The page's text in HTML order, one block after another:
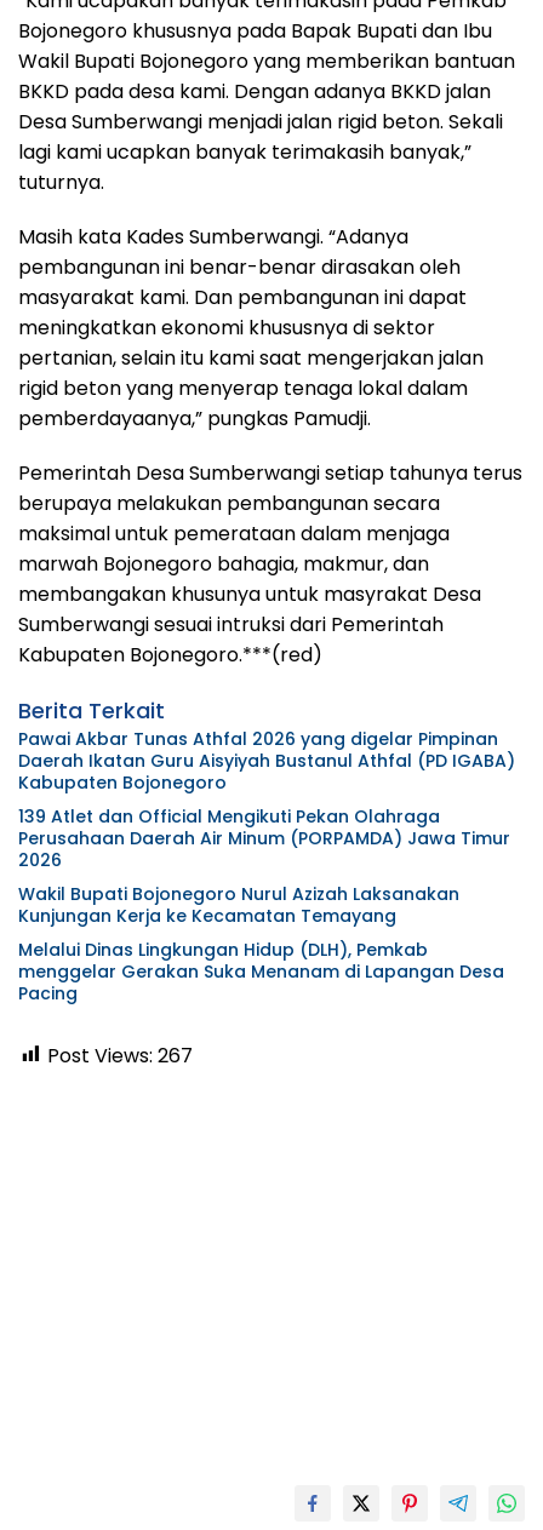
Bojonegoro khususnya pada Bapak Bupati dan Ibu
Wakil Bupati Bojonegoro yang memberikan bantuan
BKKD pada desa kami. Dengan adanya BKKD jalan
Desa Sumberwangi menjadi jalan rigid beton. Sekali
lagi kami ucapkan banyak terimakasih banyak,”
tuturnya.
Masih kata Kades Sumberwangi. “Adanya
pembangunan ini benar-benar dirasakan oleh
masyarakat kami. Dan pembangunan ini dapat
meningkatkan ekonomi khususnya di sektor
pertanian, selain itu kami saat mengerjakan jalan
rigid beton yang menyerap tenaga lokal dalam
pemberdayaanya,” pungkas Pamudji.
Pemerintah Desa Sumberwangi setiap tahunya terus
berupaya melakukan pembangunan secara
maksimal untuk pemerataan dalam menjaga
marwah Bojonegoro bahagia, makmur, dan
membangakan khusunya untuk masyrakat Desa
Sumberwangi sesuai intruksi dari Pemerintah
Kabupaten Bojonegoro.***(red)
Berita Terkait
Pawai Akbar Tunas Athfal 2026 yang digelar Pimpinan
Daerah Ikatan Guru Aisyiyah Bustanul Athfal (PD IGABA)
Kabupaten Bojonegoro
139 Atlet dan Official Mengikuti Pekan Olahraga
Perusahaan Daerah Air Minum (PORPAMDA) Jawa Timur
2026
Wakil Bupati Bojonegoro Nurul Azizah Laksanakan
Kunjungan Kerja ke Kecamatan Temayang
Melalui Dinas Lingkungan Hidup (DLH), Pemkab
menggelar Gerakan Suka Menanam di Lapangan Desa
Pacing
Post Views: 267